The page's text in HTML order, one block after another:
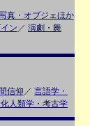
真・オブジェほか
ン ／ 演劇・舞
信仰 ／ 言語学・
人類学・考古学